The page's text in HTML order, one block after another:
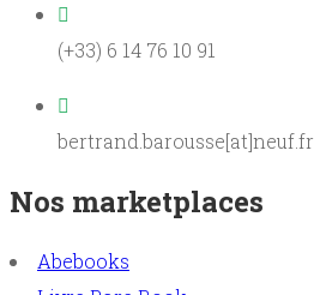
(+33) 6 14 76 10 91
bertrand.barousse[at]neuf.fr
Nos marketplaces
Abebooks